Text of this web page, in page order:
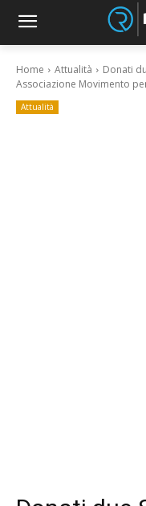
Home Attualità
Donati
Associazione Movimento
Attualità